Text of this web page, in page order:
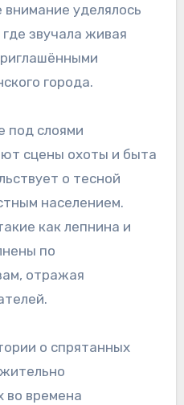
уделялось
звучала живая
города.
под слоями
сцены охоты и быта
о тесной
населением.
как лепнина и
по
отражая
о спрятанных
во времена